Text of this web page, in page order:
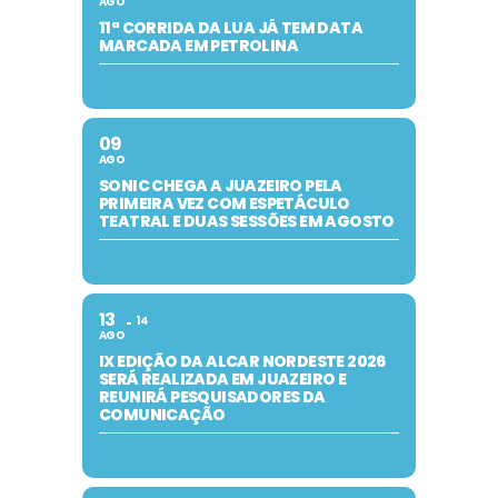
11ª CORRIDA DA LUA JÁ TEM DATA
MARCADA EM PETROLINA
09
AGO
SONIC CHEGA A JUAZEIRO PELA
PRIMEIRA VEZ COM ESPETÁCULO
TEATRAL E DUAS SESSÕES EM AGOSTO
13
AGO
14
IX EDIÇÃO DA ALCAR NORDESTE 2026
SERÁ REALIZADA EM JUAZEIRO E
REUNIRÁ PESQUISADORES DA
COMUNICAÇÃO